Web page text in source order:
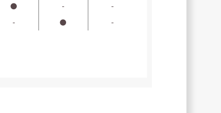
● -
-
-
● -